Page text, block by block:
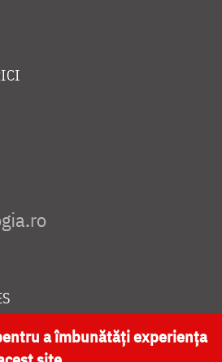
CATEDRALA NAȚIONALĂ
a îmbunătăți experiența